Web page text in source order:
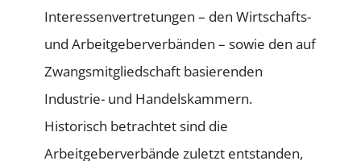
Interessenvertretungen – den Wirtschafts-
und Arbeitgeberverbänden – sowie den auf
Zwangsmitgliedschaft basierenden
Industrie- und Handelskammern.
Historisch betrachtet sind die
Arbeitgeberverbände zuletzt entstanden,